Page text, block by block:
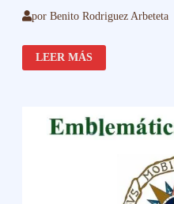
porBenito Rodriguez Arbeteta
ERWIN
PANOFSKY
LEER MÁS